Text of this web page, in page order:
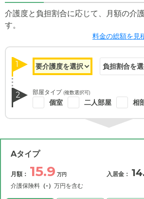
介護度と負担割合に応じて、月額の介
す。
料金の総額を見
1
2 部屋タイプ (複数選択可)
個室 二人部屋 相
Aタイプ
月額： 15.9 万円
介護保険料 （-） 万円を含む
入居金：